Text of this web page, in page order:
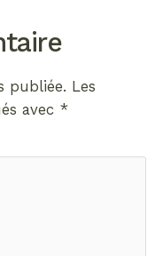
publiée. Les
avec *